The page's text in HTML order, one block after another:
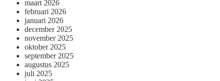
maart 2026
februari 2026
januari 2026
december 2025
november 2025
oktober 2025
september 2025
augustus 2025
juli 2025